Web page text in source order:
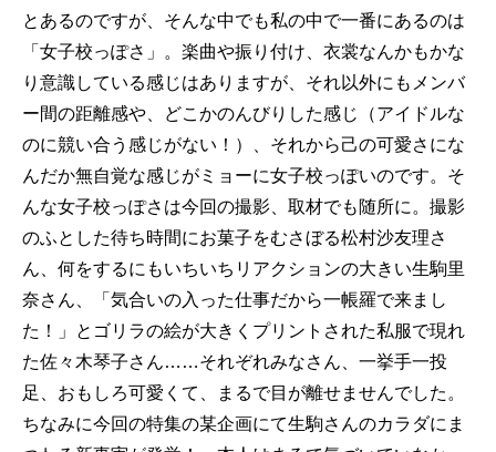
とあるのですが、そんな中でも私の中で一番にあるのは
「女子校っぽさ」。楽曲や振り付け、衣裳なんかもかな
り意識している感じはありますが、それ以外にもメンバ
ー間の距離感や、どこかのんびりした感じ（アイドルな
のに競い合う感じがない！）、それから己の可愛さにな
んだか無自覚な感じがミョーに女子校っぽいのです。そ
んな女子校っぽさは今回の撮影、取材でも随所に。撮影
のふとした待ち時間にお菓子をむさぼる松村沙友理さ
ん、何をするにもいちいちリアクションの大きい生駒里
奈さん、「気合いの入った仕事だから一帳羅で来まし
た！」とゴリラの絵が大きくプリントされた私服で現れ
た佐々木琴子さん……それぞれみなさん、一挙手一投
足、おもしろ可愛くて、まるで目が離せませんでした。
ちなみに今回の特集の某企画にて生駒さんのカラダにま